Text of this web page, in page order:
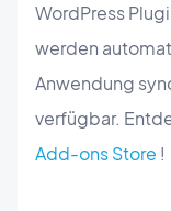
WordPress
werden
Anwendung
verfügbar.
Add-ons Store !